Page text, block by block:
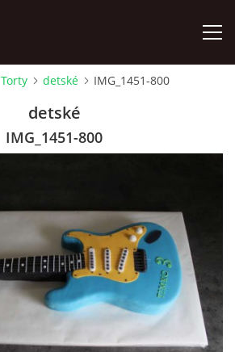
Torty detské IMG_1451-800
detské
IMG_1451-800